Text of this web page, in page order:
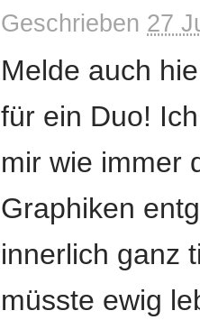
Geschrieben 27
Melde auch
für ein Duo!
mir wie immer
Graphiken
innerlich ganz
müsste ewig